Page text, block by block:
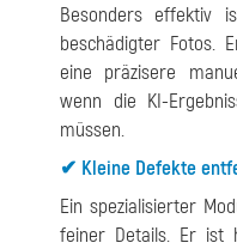
Besonders effektiv
beschädigter Fotos.
eine präzisere
wenn die KI-
müssen.
✔ Kleine Defekte
Ein spezialisierter
feiner Details. Er ist